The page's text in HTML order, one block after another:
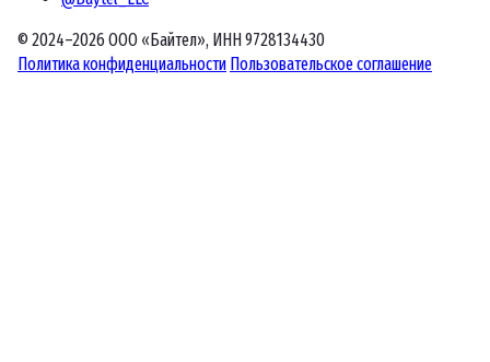
© 2024–2026 ООО «Байтел», ИНН 9728134430
Политика конфиденциальности Пользовательское соглашение